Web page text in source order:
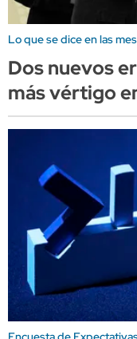
Lo que se dice en las
Dos nuevos
más vértigo